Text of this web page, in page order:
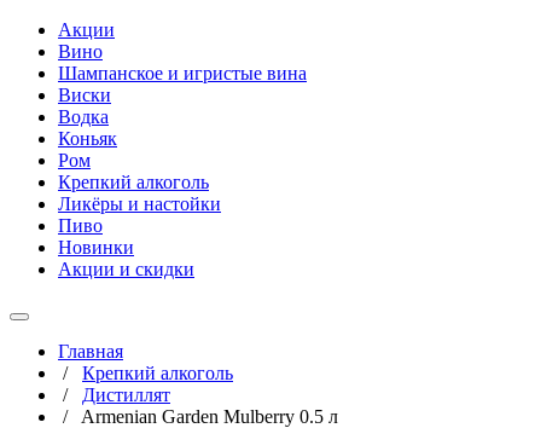
Акции
Вино
Шампанское и игристые вина
Виски
Водка
Коньяк
Ром
Крепкий алкоголь
Ликёры и настойки
Пиво
Новинки
Акции и скидки
Главная
/ Крепкий алкоголь
/ Дистиллят
/ Armenian Garden Mulberry 0.5 л